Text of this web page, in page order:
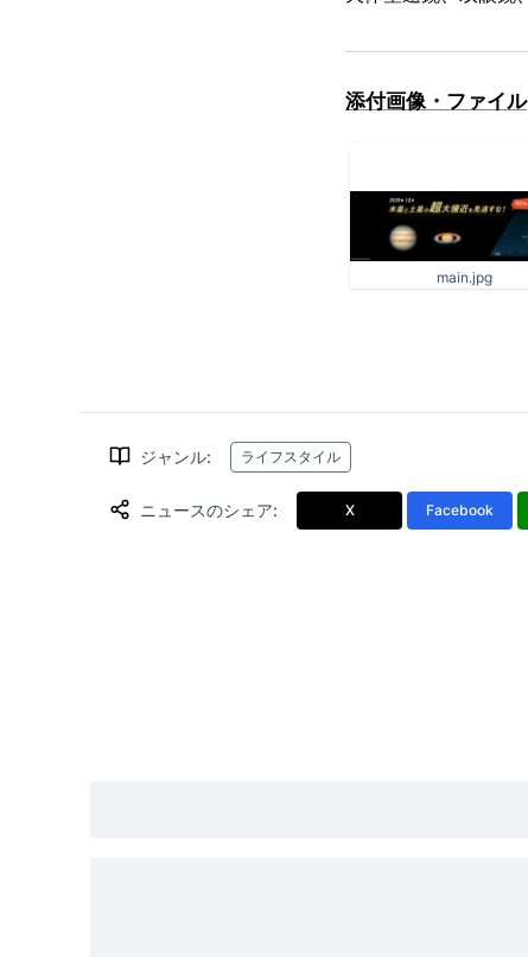
添付画像・ファイル
main.jpg
ジャンル: ライフスタイル
ニュースのシェア: X Facebook